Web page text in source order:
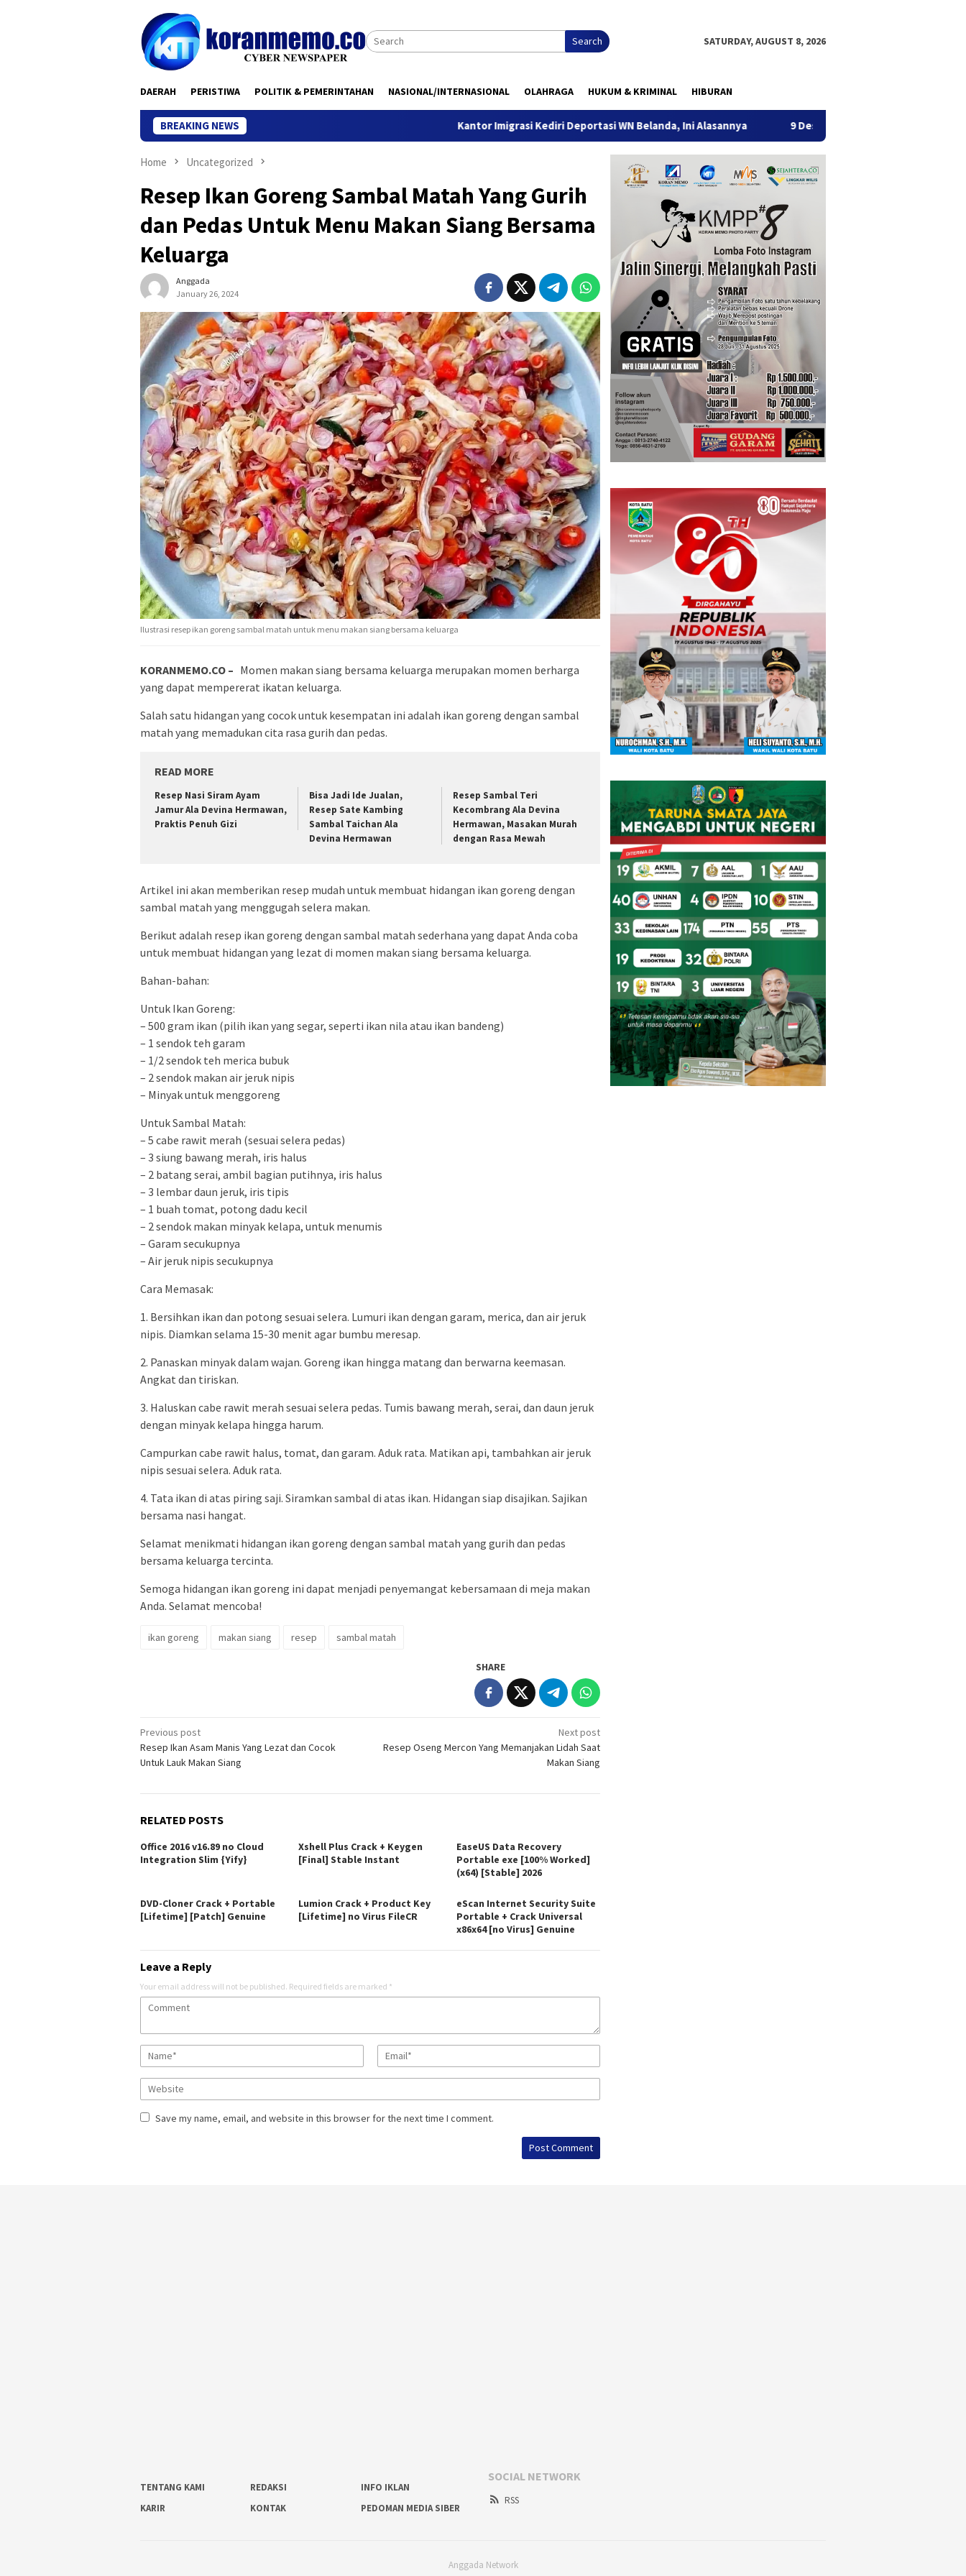
Search SATURDAY, AUGUST 8, 2026
DAERAH PERISTIWA POLITIK & PEMERINTAHAN NASIONAL/INTERNASIONAL OLAHRAGA HUKUM & KRIMINAL HIBURAN
BREAKING NEWS Kantor Imigrasi Kediri Deportasi WN Belanda, Ini Alasannya 9 Desa di 6 Kecamatan Tulungagung Alami
Home Uncategorized
Resep Ikan Goreng Sambal Matah Yang Gurih
dan Pedas Untuk Menu Makan Siang Bersama
Keluarga
Anggada
January 26, 2024
Ilustrasi resep ikan goreng sambal matah untuk menu makan siang bersama keluarga
KORANMEMO.CO – Momen makan siang bersama keluarga merupakan momen berharga
yang dapat mempererat ikatan keluarga.
Salah satu hidangan yang cocok untuk kesempatan ini adalah ikan goreng dengan sambal
matah yang memadukan cita rasa gurih dan pedas.
READ MORE
Resep Nasi Siram Ayam
Jamur Ala Devina Hermawan,
Praktis Penuh Gizi
Bisa Jadi Ide Jualan,
Resep Sate Kambing
Sambal Taichan Ala
Devina Hermawan
Resep Sambal Teri
Kecombrang Ala Devina
Hermawan, Masakan Murah
dengan Rasa Mewah
Artikel ini akan memberikan resep mudah untuk membuat hidangan ikan goreng dengan
sambal matah yang menggugah selera makan.
Berikut adalah resep ikan goreng dengan sambal matah sederhana yang dapat Anda coba
untuk membuat hidangan yang lezat di momen makan siang bersama keluarga.
Bahan-bahan:
Untuk Ikan Goreng:
– 500 gram ikan (pilih ikan yang segar, seperti ikan nila atau ikan bandeng)
– 1 sendok teh garam
– 1/2 sendok teh merica bubuk
– 2 sendok makan air jeruk nipis
– Minyak untuk menggoreng
Untuk Sambal Matah:
– 5 cabe rawit merah (sesuai selera pedas)
– 3 siung bawang merah, iris halus
– 2 batang serai, ambil bagian putihnya, iris halus
– 3 lembar daun jeruk, iris tipis
– 1 buah tomat, potong dadu kecil
– 2 sendok makan minyak kelapa, untuk menumis
– Garam secukupnya
– Air jeruk nipis secukupnya
Cara Memasak:
1. Bersihkan ikan dan potong sesuai selera. Lumuri ikan dengan garam, merica, dan air jeruk
nipis. Diamkan selama 15-30 menit agar bumbu meresap.
2. Panaskan minyak dalam wajan. Goreng ikan hingga matang dan berwarna keemasan.
Angkat dan tiriskan.
3. Haluskan cabe rawit merah sesuai selera pedas. Tumis bawang merah, serai, dan daun jeruk
dengan minyak kelapa hingga harum.
Campurkan cabe rawit halus, tomat, dan garam. Aduk rata. Matikan api, tambahkan air jeruk
nipis sesuai selera. Aduk rata.
4. Tata ikan di atas piring saji. Siramkan sambal di atas ikan. Hidangan siap disajikan. Sajikan
bersama nasi hangat.
Selamat menikmati hidangan ikan goreng dengan sambal matah yang gurih dan pedas
bersama keluarga tercinta.
Semoga hidangan ikan goreng ini dapat menjadi penyemangat kebersamaan di meja makan
Anda. Selamat mencoba!
ikan goreng makan siang resep sambal matah
SHARE
Post
navigation
Previous post
Resep Ikan Asam Manis Yang Lezat dan Cocok
Untuk Lauk Makan Siang
Next post
Resep Oseng Mercon Yang Memanjakan Lidah Saat
Makan Siang
RELATED POSTS
Office 2016 v16.89 no Cloud
Integration Slim {Yify}
Xshell Plus Crack + Keygen
[Final] Stable Instant
EaseUS Data Recovery
Portable exe [100% Worked]
(x64) [Stable] 2026
DVD-Cloner Crack + Portable
[Lifetime] [Patch] Genuine
Lumion Crack + Product Key
[Lifetime] no Virus FileCR
eScan Internet Security Suite
Portable + Crack Universal
x86x64 [no Virus] Genuine
Leave a Reply
Your email address will not be published. Required fields are marked *
Save my name, email, and website in this browser for the next time I comment.
TENTANG KAMI REDAKSI
INFO IKLAN
KARIR
KONTAK PEDOMAN MEDIA SIBER
SOCIAL NETWORK
RSS
Anggada Network